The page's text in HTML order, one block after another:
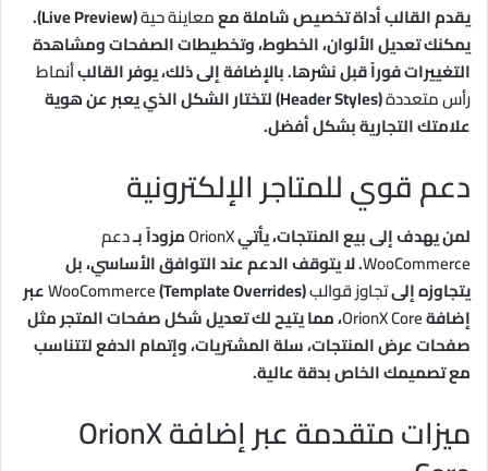
يقدم القالب أداة تخصيص شاملة معمعاينة حية
(Live Preview).
يمكنك تعديل الألوان، الخطوط، وتخطيطات الصفحات ومشاهدة
التغييرات فوراً قبل نشرها. بالإضافة إلى ذلك، يوفر القالبأنماط
رأس متعددة
(Header Styles) لتختار الشكل الذي يعبر عن هوية
علامتك التجارية بشكل أفضل.
دعم قوي للمتاجر الإلكترونية
لمن يهدف إلى بيع المنتجات، يأتيOrionXمزوداً بـدعم
WooCommerce. لا يتوقف الدعم عند التوافق الأساسي، بل
يتجاوزه إلىتجاوز قوالب WooCommerce
(Template Overrides) عبر
إضافةOrionX Core، مما يتيح لك تعديل شكل صفحات المتجر مثل
صفحات عرض المنتجات، سلة المشتريات، وإتمام الدفع لتتناسب
مع تصميمك الخاص بدقة عالية.
ميزات متقدمة عبر إضافة OrionX